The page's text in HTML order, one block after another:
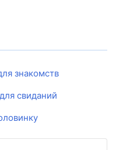
знакомств
свиданий